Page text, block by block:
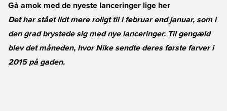
Gå amok med de nyeste lanceringer lige her
Det har stået lidt mere roligt til i februar end januar, som i
den grad brystede sig med nye lanceringer. Til gengæld
blev det måneden, hvor Nike sendte deres første farver i
2015 på gaden.